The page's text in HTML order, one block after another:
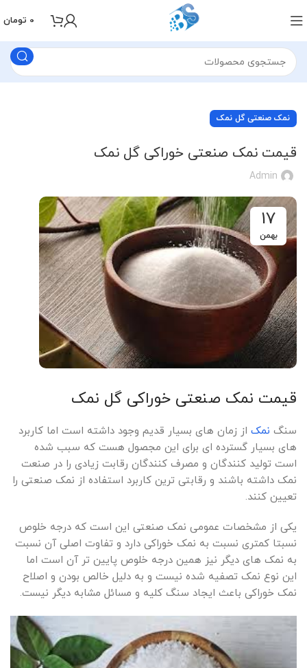
0 تومان
نمک صنعتی گل نمک
قیمت نمک صنعتی خوراکی گل نمک
Admin
17
بهمن
قیمت نمک صنعتی خوراکی گل نمک
سنگ نمک از زمان های بسیار قدیم وجود داشته است اما کاربرد
های بسیار گسترده ای برای این مجصول هست که سبب شده
است تولید کنندگان و مصرف کنندگان رقابت زیادی را در صنعت
نمک داشته باشند و رقابتی ترین کاربرد استفاده از نمک صنعتی را
تعیین کنند.
یکی از مشخصات عمومی نمک صنعتی این است که درجه خلوص
نسبتا کمتری نسبت به نمک خوراکی دارد و تفاوت اصلی آن نسبت
به نمک های دیگر نیز همین درجه خلوص پایین تر آن است اما
این نوع نمک تصفیه شده نیست و به دلیل خالص بودن و اصلاح
نمک خوراکی باعث ایجاد سنگ کلیه و مسائل مشابه دیگر نیست.